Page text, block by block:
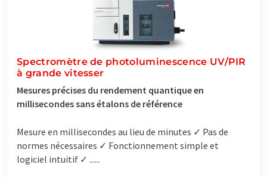
Spectromètre de photoluminescence UV/PIR
à grande vitesser
Mesures précises du rendement quantique en
millisecondes sans étalons de référence
Mesure en millisecondes au lieu de minutes ✓ Pas de
normes nécessaires ✓ Fonctionnement simple et
logiciel intuitif ✓ ......